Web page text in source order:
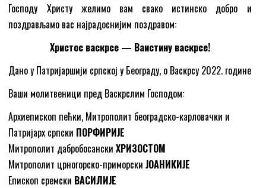
Господу Христу желимо вам свако истинско добро и
поздрављамо вас најрадоснијим поздравом:
Христос васкрсе — Ваистину васкрсе!
Дано у Патријаршији српској у Београду, о Васкрсу 2022. године
Ваши молитвеници пред Васкрслим Господом:
Архиепископ пећки, Митрополит београдско-карловачки и
Патријарх српски ПОРФИРИЈЕ
Митрополит дабробосанскиХРИЗОСТОМ
Митрополит црногорско-приморскиЈОАНИКИЈЕ
Епископ сремски ВАСИЛИЈЕ